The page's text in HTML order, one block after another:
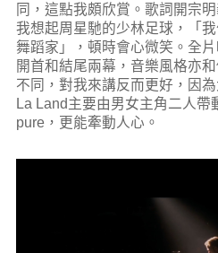
同，這點我頗欣賞。歌詞開宗
我想起周星馳的少林足球，「
舞蹈家」，頓時會心微笑。全
開首和結尾兩幕，音樂風格亦
不同，對我來講反而更好，因
La Land主要由男女主角二人
pure，更能牽動人心。